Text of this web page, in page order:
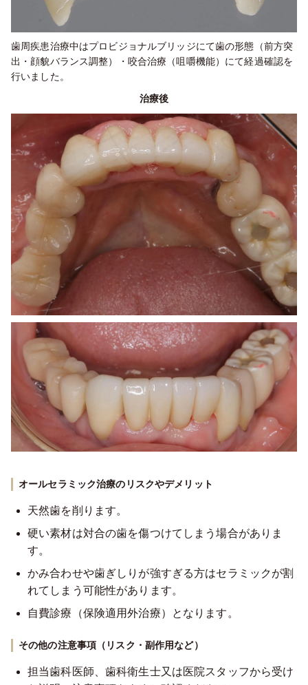
歯周疾患治療中はプロビジョナルブリッジにて歯の形態（前方突
出・顔貌バランス調整）・咬合治療（咀嚼機能）にて経過確認を
行いました。
治療後
オールセラミック治療のリスクやデメリット
天然歯を削ります。
硬い素材は対合の歯を傷つけてしまう場合がありま
す。
かみ合わせや歯ぎしりが強すぎる方はセラミックが割
れてしまう可能性があります。
自費診療（保険適用外治療）となります。
その他の注意事項（リスク・副作用など）
担当歯科医師、歯科衛生士又は医院スタッフから受け